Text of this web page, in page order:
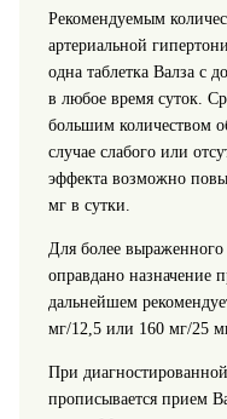
Рекомендуемым
артериальной
одна таблетка Валза с
в любое время суток.
большим количеством
случае слабого или
эффекта возможно
мг в сутки.
Для более выраженного
оправдано назначение
дальнейшем
мг/12,5 или 160 мг/25
При
прописывается прием